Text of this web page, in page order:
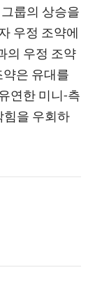
그룹의 상승을
우정 조약에
의 우정 조약
은 유대를
연한 미니-측
힘을 우회하